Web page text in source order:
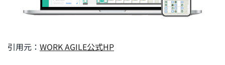
引用元： WORK AGILE公式HP